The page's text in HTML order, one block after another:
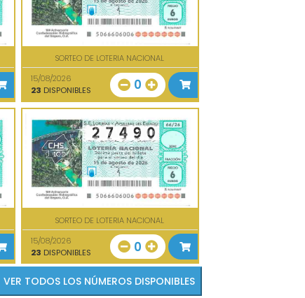
SORTEO DE LOTERIA NACIONAL
15/08/2026
23 DISPONIBLES 0
SORTEO DE LOTERIA NACIONAL
15/08/2026
23 DISPONIBLES 0
VER TODOS LOS NÚMEROS DISPONIBLES